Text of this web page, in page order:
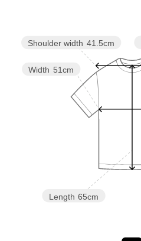
Length 65cm
Width 51cm
Shoulder width 41.5cm